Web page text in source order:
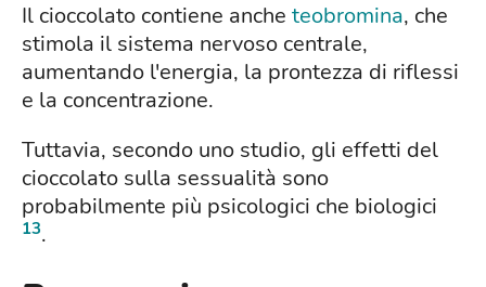
Il cioccolato contiene anche teobromina, che
stimola il sistema nervoso centrale,
aumentando l'energia, la prontezza di riflessi
e la concentrazione.
Tuttavia, secondo uno studio, gli effetti del
cioccolato sulla sessualità sono
probabilmente più psicologici che biologici
13.